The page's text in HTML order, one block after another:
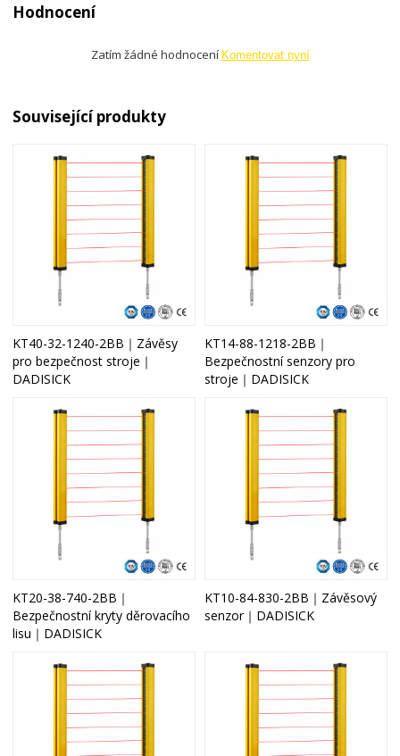
Hodnocení
Zatím žádné hodnocení Komentovat nyní
Související produkty
KT40-32-1240-2BB｜Závěsy
pro bezpečnost stroje｜
DADISICK
KT14-88-1218-2BB｜
Bezpečnostní senzory pro
stroje｜DADISICK
KT20-38-740-2BB｜
Bezpečnostní kryty děrovacího
lisu｜DADISICK
KT10-84-830-2BB｜Závěsový
senzor｜DADISICK